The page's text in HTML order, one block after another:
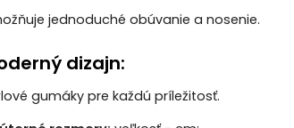
jednoduché obúvanie a nosenie.
dizajn:
gumáky pre každú príležitosť.